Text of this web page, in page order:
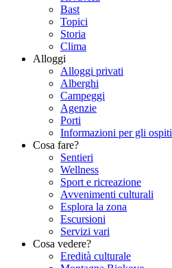
Bast
Topici
Storia
Clima
Alloggi
Alloggi privati
Alberghi
Campeggi
Agenzie
Porti
Informazioni per gli ospiti
Cosa fare?
Sentieri
Wellness
Sport e ricreazione
Avvenimenti culturali
Esplora la zona
Escursioni
Servizi vari
Cosa vedere?
Eredità culturale